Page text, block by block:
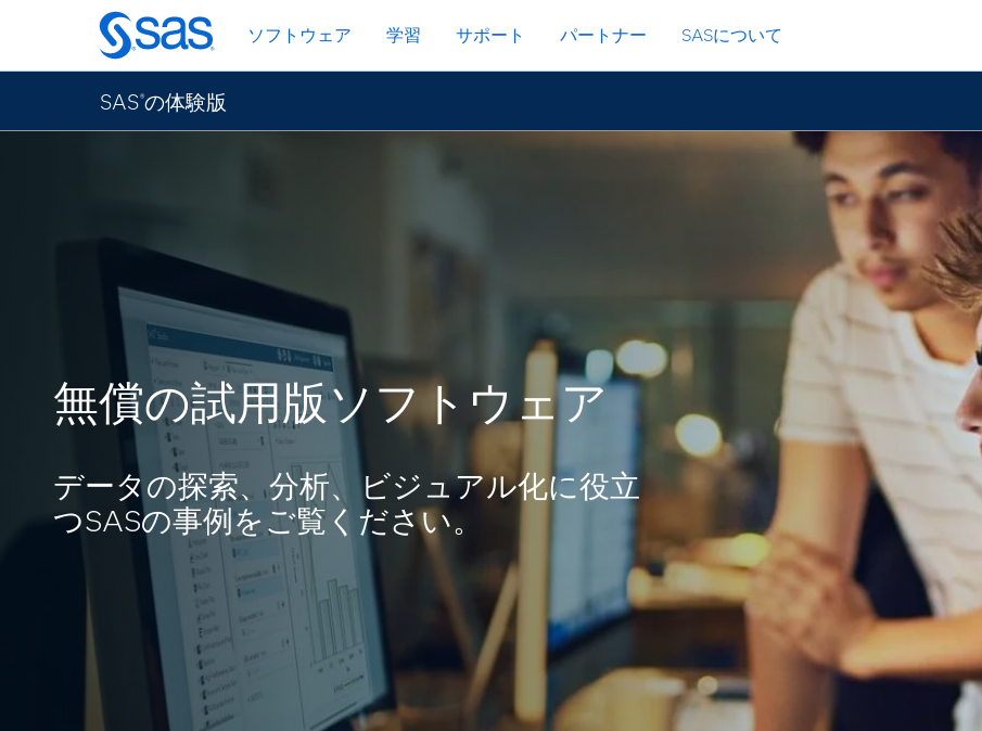
Skip
to
main
content
ソフトウェア 学習 サポート パートナー SASについて
SAS®の体験版
無償の試用版ソフトウェア
データの探索、分析、ビジュアル化に役立
つSASの事例をご覧ください。